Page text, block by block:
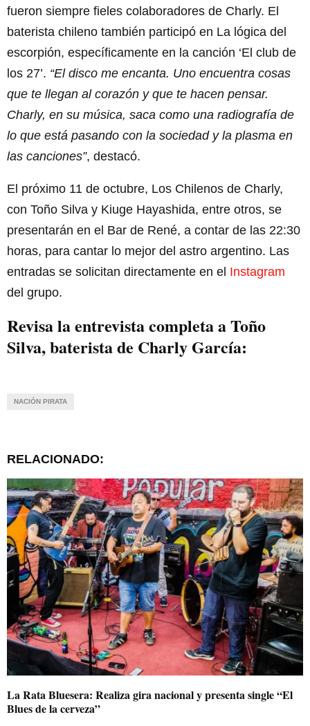
fueron siempre fieles colaboradores de Charly. El
baterista chileno también participó en La lógica del
escorpión, específicamente en la canción ‘El club de
los 27’. “El disco me encanta. Uno encuentra cosas
que te llegan al corazón y que te hacen pensar.
Charly, en su música, saca como una radiografía de
lo que está pasando con la sociedad y la plasma en
las canciones”, destacó.
El próximo 11 de octubre, Los Chilenos de Charly,
con Toño Silva y Kiuge Hayashida, entre otros, se
presentarán en el Bar de René, a contar de las 22:30
horas, para cantar lo mejor del astro argentino. Las
entradas se solicitan directamente en el Instagram
del grupo.
Revisa la entrevista completa a Toño
Silva, baterista de Charly García:
NACIÓN PIRATA
RELACIONADO:
La Rata Bluesera: Realiza gira nacional y presenta single “El
Blues de la cerveza”